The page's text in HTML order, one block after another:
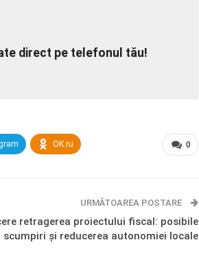
direct pe telefonul tău!
0
OK.ru
URMĂTOAREA POSTARE
retragerea proiectului fiscal: posibile
scumpiri și reducerea autonomiei locale